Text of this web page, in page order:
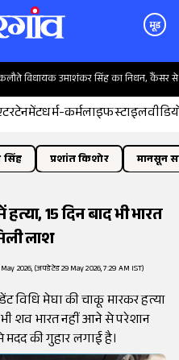
मूड
विधायक उमाशंकर सिंह का निधन, कैंसर से थे
धर्म-कर्मलाइफस्टाइल
प्रशांत किशोर मानसून
15 दिन बाद भी भारत
लाश
2026, (अपडेटेड 29 May 2026, 7:29 AM IST)
विधि मेघा की चाकू मारकर हत्या
भी शव भारत नहीं आने से परेशान
मदद की गुहार लगाई है।